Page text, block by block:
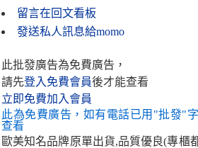
留言在回文看板
發送私人訊息給momo
此批發廣告為免費廣告，
請先登入免費會員後才能查看
立即免費加入會員
此為免費廣告，如有電話已用"批發"
查看
歐美知名品牌原單出貨,品質優良(專櫃